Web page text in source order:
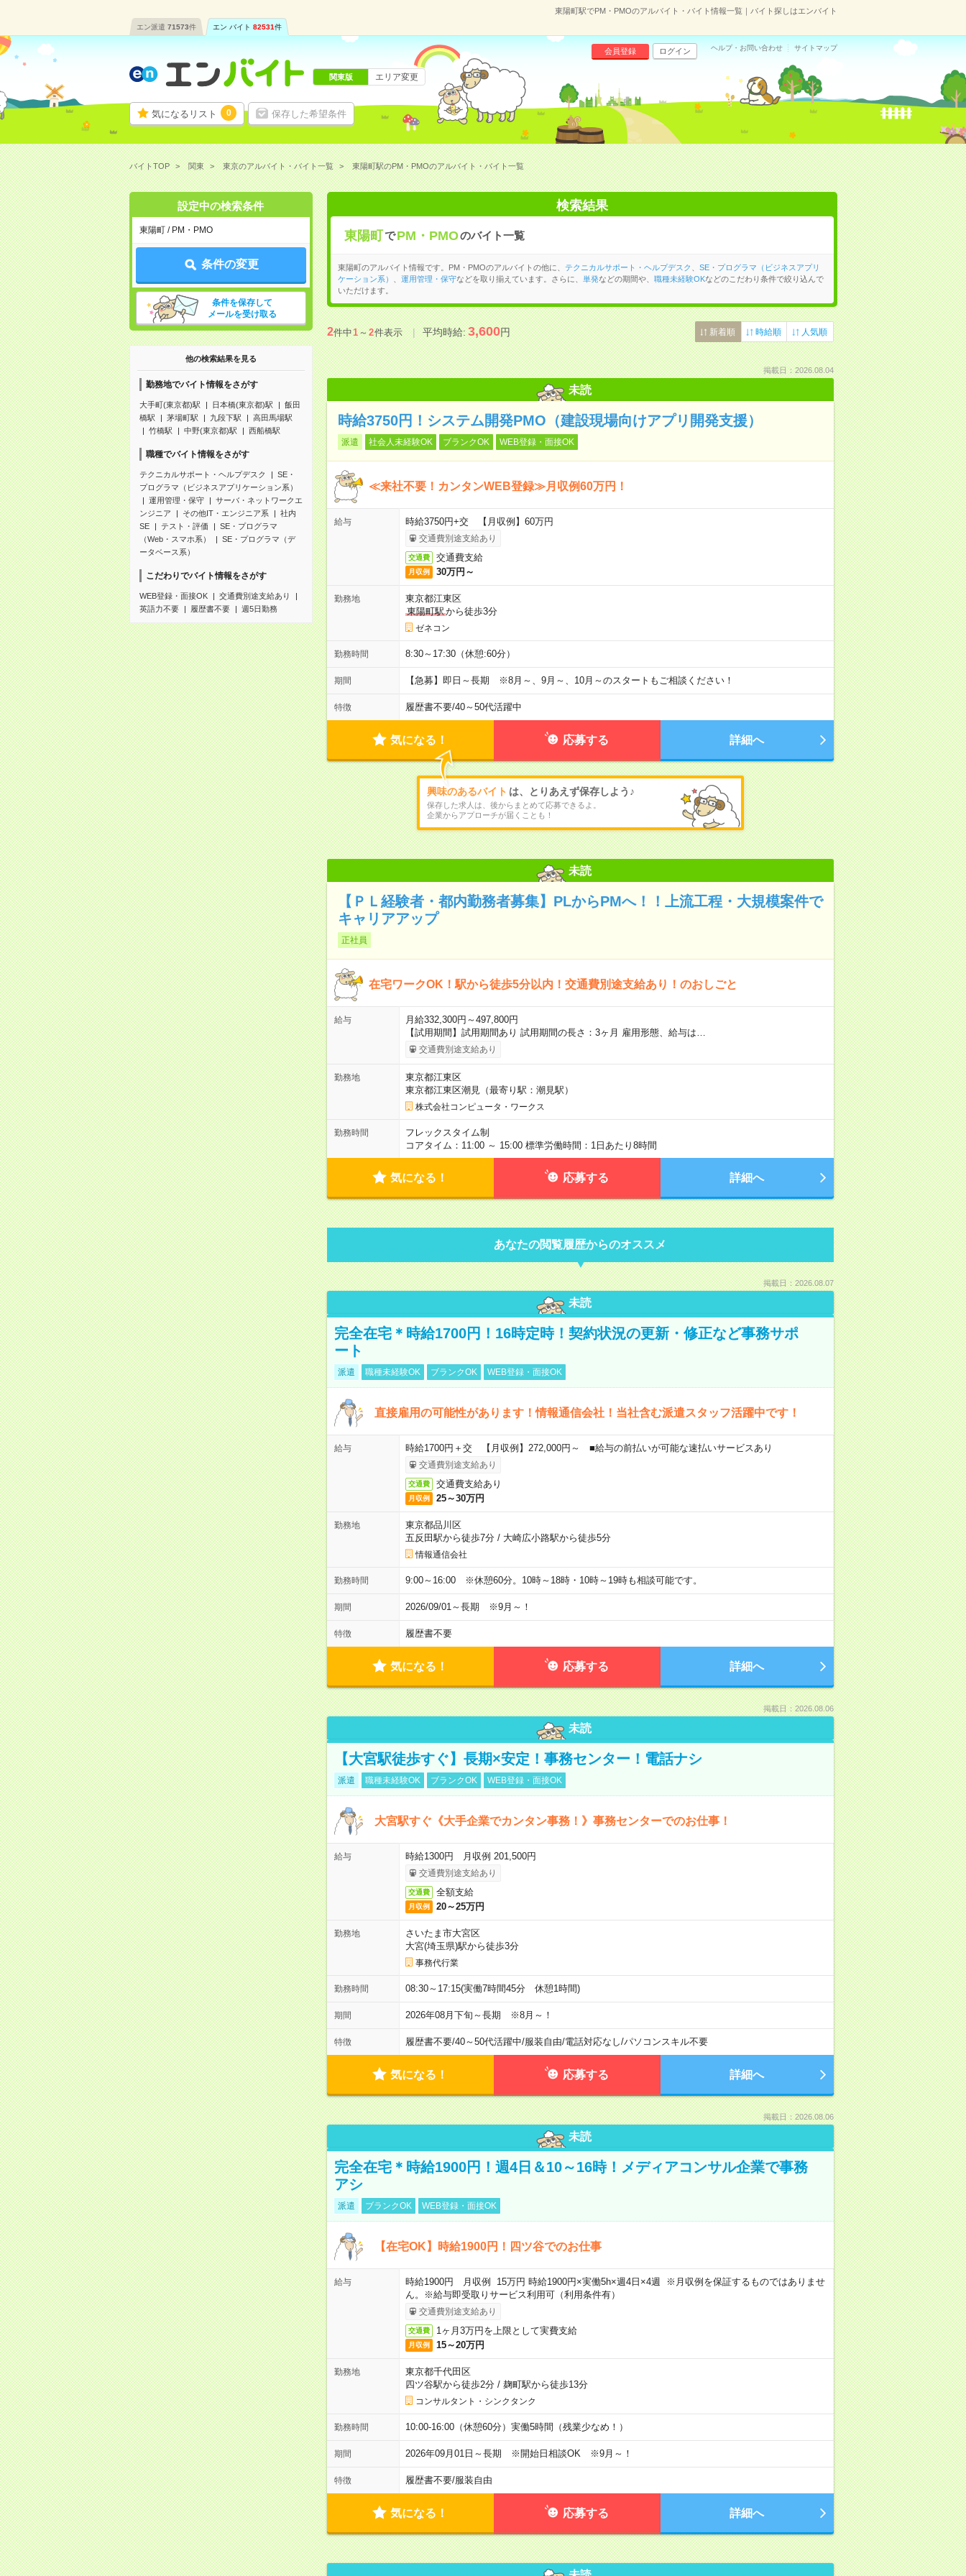
東陽町駅でPM・PMOのアルバイト・バイト情報一覧｜バイト探しはエンバイト
エン派遣 71573件 エン バイト 82531件
気になるリスト 0 保存した希望条件
会員登録 ログイン ヘルプ・お問い合わせ サイトマップ
関東版 エリア変更
バイトTOP 関東 東京のアルバイト・バイト一覧 東陽町駅のPM・PMOのアルバイト・バイト一覧
設定中の検索条件
東陽町 / PM・PMO
条件の変更
条件を保存して
メールを受け取る
他の検索結果を見る
勤務地でバイト情報をさがす
大手町(東京都)駅 日本橋(東京都)駅
飯田
橋駅
茅場町駅 九段下駅
高田馬場駅
竹橋駅
中野(東京都)駅 西船橋駅
職種でバイト情報をさがす
テクニカルサポート・ヘルプデスク
SE・
プログラマ（ビジネスアプリケーション系）
運用管理・保守
サーバ・ネットワークエ
ンジニア
その他IT・エンジニア系
社内
SE
テスト・評価
SE・プログラマ
（Web・スマホ系）
SE・プログラマ（デ
ータベース系）
こだわりでバイト情報をさがす
WEB登録・面接OK
交通費別途支給あり
英語力不要
履歴書不要 週5日勤務
検索結果
東陽町で PM・PMOのバイト一覧
東陽町のアルバイト情報です。PM・PMOのアルバイトの他に、 テクニカルサポート・ヘルプデスク
SE・プログラマ（ビジネスアプリ
ケーション系）
運用管理・保守などを取り揃えています。さらに、 単発などの期間や、 職種未経験OKなどのこだわり条件で絞り込んで
いただけます。
2件中1～2件表示 平均時給:3,600円 新着順 時給順 人気順
掲載日：2026.08.04
未読
時給3750円！システム開発PMO（建設現場向けアプリ開発支援）
派遣 社会人未経験OK ブランクOK WEB登録・面接OK
≪来社不要！カンタンWEB登録≫月収例60万円！
給与 時給3750円+交 【月収例】60万円
交通費別途支給あり
交通費 交通費支給
月収例 30万円～
勤務地
東京都江東区
東陽町駅から徒歩3分
ゼネコン
勤務時間 8:30～17:30（休憩:60分）
期間 【急募】即日～長期 ※8月～、9月～、10月～のスタートもご相談ください！
特徴 履歴書不要/40～50代活躍中
気になる！ 応募する 詳細へ
興味のあるバイト は、とりあえず保存しよう♪
保存した求人は、後からまとめて応募できるよ。
企業からアプローチが届くことも！
未読
【ＰＬ経験者・都内勤務者募集】PLからPMへ！！上流工程・大規模案件で
キャリアアップ
正社員
在宅ワークOK！駅から徒歩5分以内！交通費別途支給あり！のおしごと
給与
月給332,300円～497,800円
【試用期間】試用期間あり 試用期間の長さ：3ヶ月 雇用形態、給与は…
交通費別途支給あり
勤務地
東京都江東区
東京都江東区潮見（最寄り駅：潮見駅）
株式会社コンピュータ・ワークス
勤務時間
フレックスタイム制
コアタイム：11:00 ～ 15:00 標準労働時間：1日あたり8時間
気になる！ 応募する 詳細へ
あなたの閲覧履歴からのオススメ
掲載日：2026.08.07
未読
完全在宅＊時給1700円！16時定時！契約状況の更新・修正など事務サポ
ート
派遣 職種未経験OK ブランクOK WEB登録・面接OK
直接雇用の可能性があります！情報通信会社！当社含む派遣スタッフ活躍中です！
給与 時給1700円＋交 【月収例】272,000円～ ■給与の前払いが可能な速払いサービスあり
交通費別途支給あり
交通費 交通費支給あり
月収例 25～30万円
勤務地
東京都品川区
五反田駅から徒歩7分/ 大崎広小路駅から徒歩5分
情報通信会社
勤務時間 9:00～16:00 ※休憩60分。10時～18時・10時～19時も相談可能です。
期間 2026/09/01～長期 ※9月～！
特徴 履歴書不要
気になる！ 応募する 詳細へ
掲載日：2026.08.06
未読
【大宮駅徒歩すぐ】長期×安定！事務センター！電話ナシ
派遣 職種未経験OK ブランクOK WEB登録・面接OK
大宮駅すぐ《大手企業でカンタン事務！》事務センターでのお仕事！
給与 時給1300円 月収例 201,500円
交通費別途支給あり
交通費 全額支給
月収例 20～25万円
勤務地
さいたま市大宮区
大宮(埼玉県)駅から徒歩3分
事務代行業
勤務時間 08:30～17:15(実働7時間45分 休憩1時間)
期間 2026年08月下旬～長期 ※8月～！
特徴 履歴書不要/40～50代活躍中/服装自由/電話対応なし/パソコンスキル不要
気になる！ 応募する 詳細へ
掲載日：2026.08.06
未読
完全在宅＊時給1900円！週4日＆10～16時！メディアコンサル企業で事務
アシ
派遣 ブランクOK WEB登録・面接OK
【在宅OK】時給1900円！四ツ谷でのお仕事
給与
時給1900円 月収例 15万円 時給1900円×実働5h×週4日×4週 ※月収例を保証するものではありませ
ん。※給与即受取りサービス利用可（利用条件有）
交通費別途支給あり
交通費 1ヶ月3万円を上限として実費支給
月収例 15～20万円
勤務地
東京都千代田区
四ツ谷駅から徒歩2分/ 麹町駅から徒歩13分
コンサルタント・シンクタンク
勤務時間 10:00-16:00（休憩60分）実働5時間（残業少なめ！）
期間 2026年09月01日～長期 ※開始日相談OK ※9月～！
特徴 履歴書不要/服装自由
気になる！ 応募する 詳細へ